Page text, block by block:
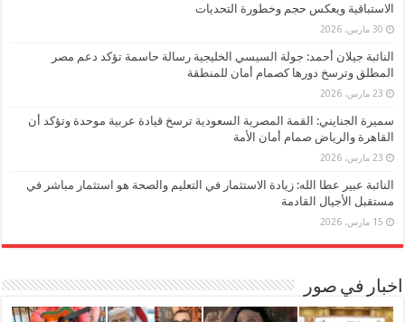
الاستباقية ويعكس حجم وخطورة التحديات
30 مارس، 2026
النائبة جيلان أحمد: جولة السيسي الخليجية رسالة حاسمة تؤكد دعم مصر
المطلق وترسخ دورها كصمام أمان للمنطقة
23 مارس، 2026
سميرة الجنايني: القمة المصرية السعودية ترسخ قيادة عربية موحدة وتؤكد أن
القاهرة والرياض صمام أمان الأمة
23 مارس، 2026
النائبة عبير عطا الله: زيادة الاستثمار في التعليم والصحة هو استثمار مباشر في
مستقبل الأجيال القادمة
15 مارس، 2026
اخبار في صور